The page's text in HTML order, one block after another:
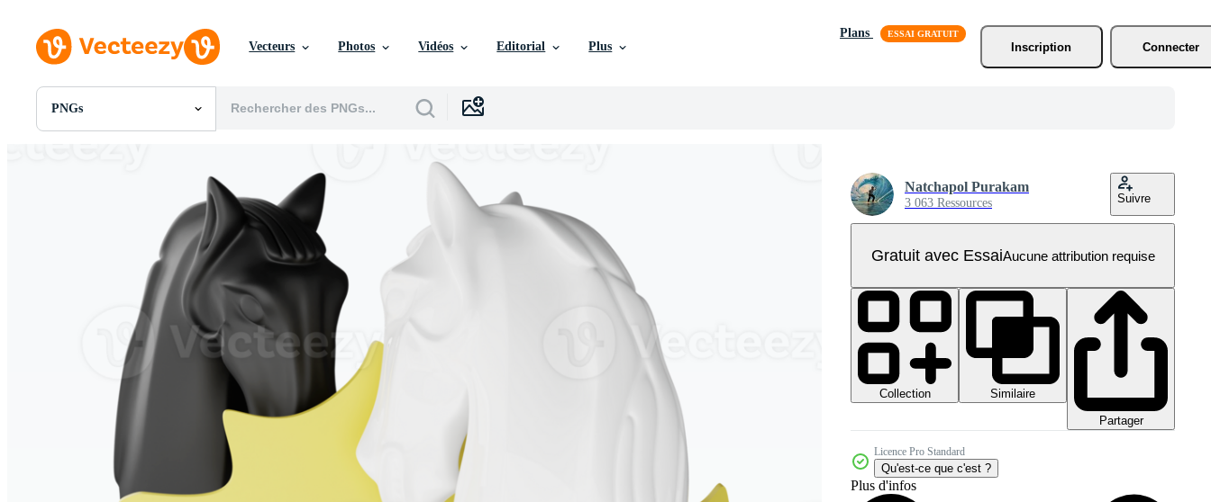
Vecteurs Photos Vidéos Editorial Plus
Plans
Inscription
Connecter
PNGs
Toutes Images
Motion graphics
Images Éditoriales
Événements Éditoriaux
Natchapol Purakam
3 063 Ressources Suivre
Gratuit avec EssaiAucune attribution requise
Collection
Similaire
Partager
Licence Pro Standard
Qu'est-ce que c'est ?
Plus d'infos